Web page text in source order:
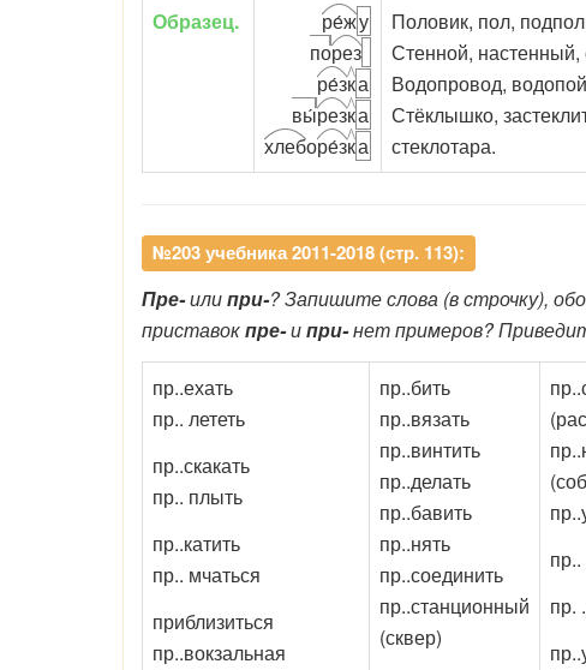
Образец. ре́жу
порез
ре́зка
вы́резка
хлеборе́зка
Половик, пол,
Стенной, настенный,
Водопровод,
Стёклышко,
стеклотара.
№203 учебника 2011-2018 (стр. 113):
Пре-илипри-? Запишите слова (в строчку),
приставокпре-ипри-нет примеров?
пр..ехать
пр.. лететь
пр..скакать
пр.. плыть
пр..катить
пр.. мчаться
приблизиться
пр..вокзальная
пр..бить
пр..вязать
пр..винтить
пр..делать
пр..бавить
пр..нять
пр..соединить
пр..станционный
(сквер)
пр.